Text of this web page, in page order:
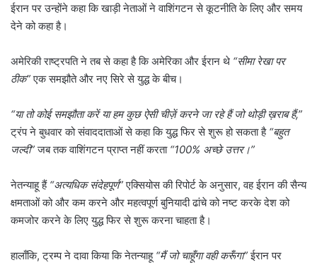
ईरान पर उन्होंने कहा कि खाड़ी नेताओं ने वाशिंगटन से कूटनीति के लिए और समय
देने को कहा है।
अमेरिकी राष्ट्रपति ने तब से कहा है कि अमेरिका और ईरान थे “सीमा रेखा पर
ठीक”एक समझौते और नए सिरे से युद्ध के बीच।
“या तो कोई समझौता करें या हम कुछ ऐसी चीज़ें करने जा रहे हैं जो थोड़ी ख़राब हैं,”
ट्रंप ने बुधवार को संवाददाताओं से कहा कि युद्ध फिर से शुरू हो सकता है “बहुत
जल्दी”जब तक वाशिंगटन प्राप्त नहीं करता “100% अच्छे उत्तर।”
नेतन्याहू हैं “अत्यधिक संदेहपूर्ण”एक्सियोस की रिपोर्ट के अनुसार, वह ईरान की सैन्य
क्षमताओं को और कम करने और महत्वपूर्ण बुनियादी ढांचे को नष्ट करके देश को
कमजोर करने के लिए युद्ध फिर से शुरू करना चाहता है।
हालाँकि, ट्रम्प ने दावा किया कि नेतन्याहू “मैं जो चाहूँगा वही करूँगा”ईरान पर